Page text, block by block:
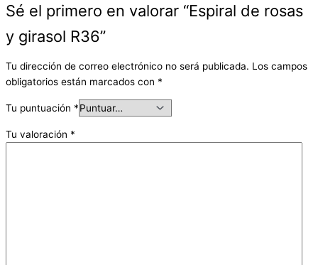
Sé el primero en valorar “Espiral de rosas
y girasol R36”
Tu dirección de correo electrónico no será publicada. Los campos
obligatorios están marcados con *
Tu puntuación *
Tu valoración *